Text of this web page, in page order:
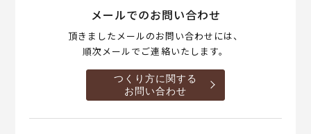
メールでのお問い合わせ
頂きましたメールのお問い合わせには、
順次メールでご連絡いたします。
つくり方に関する
お問い合わせ